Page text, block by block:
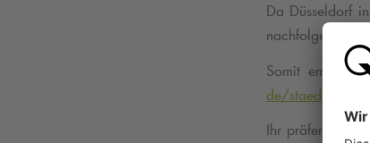
Da Düsseldorf
nachfolgenden
Somit
de/staedte/
Ihr präferiertes